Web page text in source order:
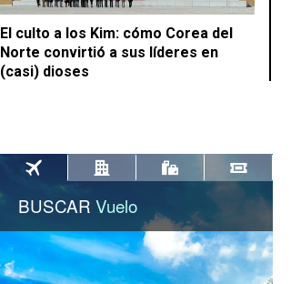
El culto a los Kim: cómo Corea del
Norte convirtió a sus líderes en
(casi) dioses